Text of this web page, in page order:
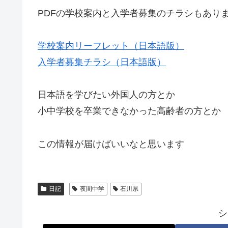
PDFの学校案内と入学者募集のチラシもあり
学校案内リーフレット（日本語版）
入学者募集チラシ（日本語版）
日本語を学びたい外国人の方とか
小中学校を卒業できなかった高齢者の方とか
この情報が届けばいいなと思います
日記 夜間中学 石川県